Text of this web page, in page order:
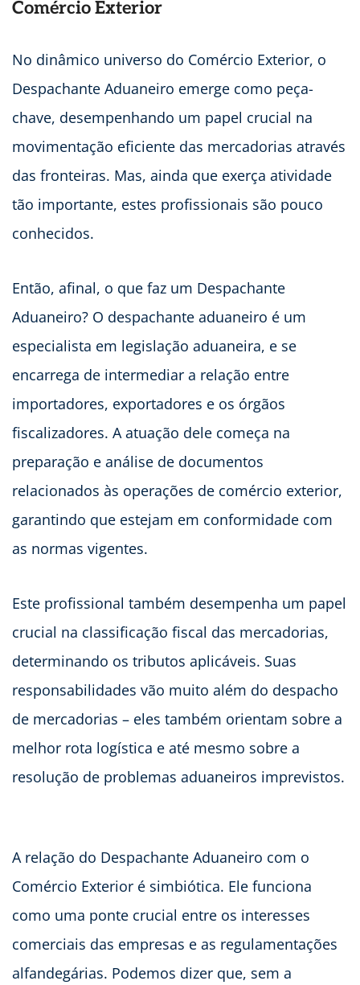
Comércio Exterior
No dinâmico universo do Comércio Exterior, o
Despachante Aduaneiro emerge como peça-
chave, desempenhando um papel crucial na
movimentação eficiente das mercadorias através
das fronteiras. Mas, ainda que exerça atividade
tão importante, estes profissionais são pouco
conhecidos.
Então, afinal, o que faz um Despachante
Aduaneiro? O despachante aduaneiro é um
especialista em legislação aduaneira, e se
encarrega de intermediar a relação entre
importadores, exportadores e os órgãos
fiscalizadores. A atuação dele começa na
preparação e análise de documentos
relacionados às operações de comércio exterior,
garantindo que estejam em conformidade com
as normas vigentes.
Este profissional também desempenha um papel
crucial na classificação fiscal das mercadorias,
determinando os tributos aplicáveis. Suas
responsabilidades vão muito além do despacho
de mercadorias – eles também orientam sobre a
melhor rota logística e até mesmo sobre a
resolução de problemas aduaneiros imprevistos.
A relação do Despachante Aduaneiro com o
Comércio Exterior é simbiótica. Ele funciona
como uma ponte crucial entre os interesses
comerciais das empresas e as regulamentações
alfandegárias. Podemos dizer que, sem a